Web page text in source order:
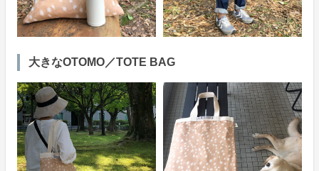
大きなOTOMO／TOTE BAG